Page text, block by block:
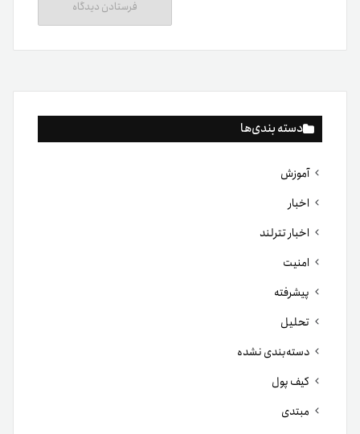
دسته بندی‌ها
آموزش
اخبار
اخبار تترلند
امنیت
پیشرفته
تحلیل
دسته‌بندی نشده
کیف پول
مبتدی